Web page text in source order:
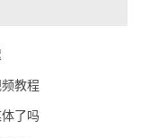
教程
了吗